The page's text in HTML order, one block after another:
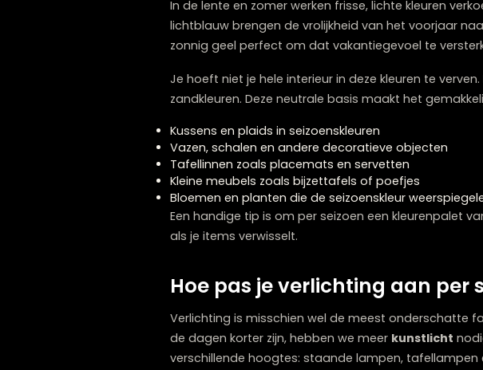
Kleuren hebben een enorme invloed op de
creëer je moeiteloos de juiste stemming.
maanden.
In de lente en zomer werken frisse, lichte
lichtblauw brengen de vrolijkheid van het
zonnig geel perfect om dat vakantiegevoel te
Je hoeft niet je hele interieur in deze kleuren
zandkleuren. Deze neutrale basis maakt het
Vazen, schalen en andere decoratieve
Tafellinnen zoals placemats en servetten
Kleine meubels zoals bijzettafels of poefjes
Bloemen en planten die de seizoenskleur
Een handige tip is om per seizoen een